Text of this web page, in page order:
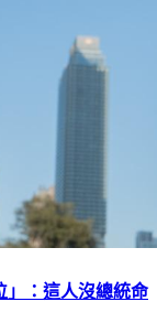
」：這人沒總統命